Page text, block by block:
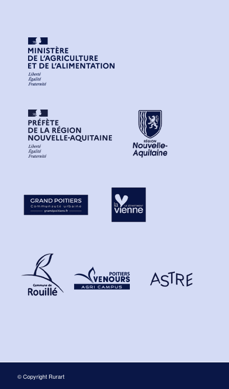
© Copyright Rurart